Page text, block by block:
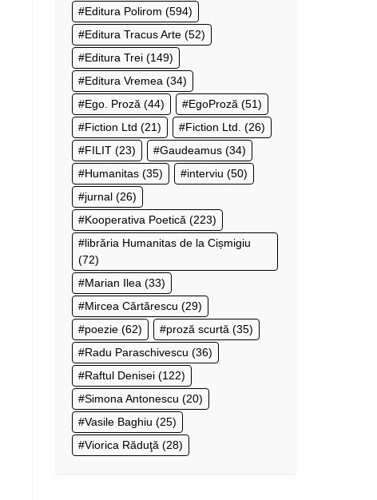
Editura Polirom (594)
Editura Tracus Arte (52)
Editura Trei (149)
Editura Vremea (34)
Ego. Proză (44) EgoProză (51)
Fiction Ltd (21) Fiction Ltd. (26)
FILIT (23) Gaudeamus (34)
Humanitas (35) interviu (50)
jurnal (26)
Kooperativa Poetică (223)
librăria Humanitas de la Cișmigiu
(72)
Marian Ilea (33)
Mircea Cărtărescu (29)
poezie (62) proză scurtă (35)
Radu Paraschivescu (36)
Raftul Denisei (122)
Simona Antonescu (20)
Vasile Baghiu (25)
Viorica Răduţă (28)